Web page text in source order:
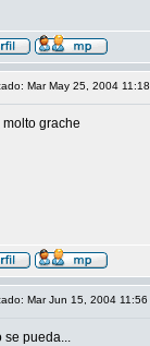
Mar May 25, 2004 11:18
molto grache
Mar Jun 15, 2004 11:56
se pueda...